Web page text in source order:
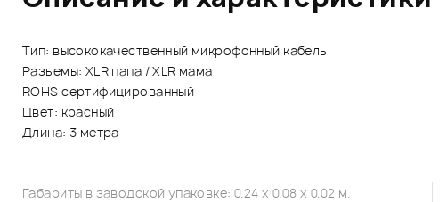
Тип: высококачественный микрофонный кабель
Разъемы: XLR папа / XLR мама
ROHS сертифицированный
Цвет: красный
Длина: 3 метра
Габариты в заводской упаковке: 0.24 x 0.08 x 0.02 м.